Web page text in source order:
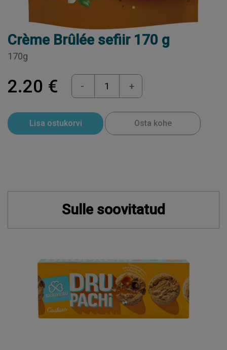
Crème Brûlée sefiir 170 g
170g
2.20 € - +
Lisa ostukorvi Osta kohe
Sulle soovitatud